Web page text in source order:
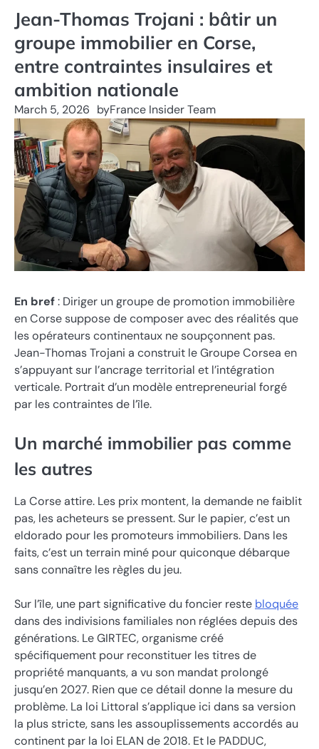
Jean-Thomas Trojani : bâtir un
groupe immobilier en Corse,
entre contraintes insulaires et
ambition nationale
March 5, 2026 byFrance Insider Team
En bref: Diriger un groupe de promotion immobilière
en Corse suppose de composer avec des réalités que
les opérateurs continentaux ne soupçonnent pas.
Jean-Thomas Trojani a construit le Groupe Corsea en
s’appuyant sur l’ancrage territorial et l’intégration
verticale. Portrait d’un modèle entrepreneurial forgé
par les contraintes de l’île.
Un marché immobilier pas comme
les autres
La Corse attire. Les prix montent, la demande ne faiblit
pas, les acheteurs se pressent. Sur le papier, c’est un
eldorado pour les promoteurs immobiliers. Dans les
faits, c’est un terrain miné pour quiconque débarque
sans connaître les règles du jeu.
Sur l’île, une part significative du foncier reste bloquée
dans des indivisions familiales non réglées depuis des
générations. Le GIRTEC, organisme créé
spécifiquement pour reconstituer les titres de
propriété manquants, a vu son mandat prolongé
jusqu’en 2027. Rien que ce détail donne la mesure du
problème. La loi Littoral s’applique ici dans sa version
la plus stricte, sans les assouplissements accordés au
continent par la loi ELAN de 2018. Et le PADDUC,